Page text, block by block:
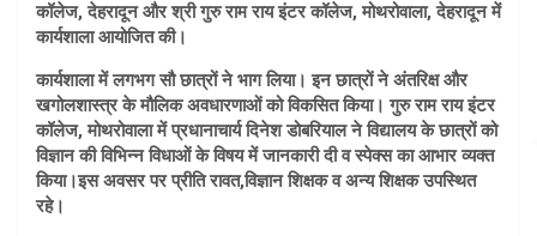
कॉलेज, देहरादून और श्री गुरु राम राय इंटर कॉलेज, मोथरोवाला, देहरादून में
कार्यशाला आयोजित की।
कार्यशाला में लगभग सौ छात्रों ने भाग लिया। इन छात्रों ने अंतरिक्ष और
खगोलशास्त्र के मौलिक अवधारणाओं को विकसित किया। गुरु राम राय इंटर
कॉलेज, मोथरोवाला में प्रधानाचार्य दिनेश डोबरियाल ने विद्यालय के छात्रों को
विज्ञान की विभिन्न विधाओं के विषय में जानकारी दी व स्पेक्स का आभार व्यक्त
किया।इस अवसर पर प्रीति रावत,विज्ञान शिक्षक व अन्य शिक्षक उपस्थित
रहे।